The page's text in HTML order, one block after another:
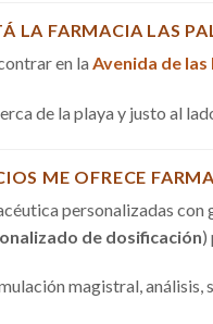
LA FARMACIA LAS
en la Avenida de las
de la playa y justo al
ME OFRECE
personalizadas con
de dosificación)
magistral, análisis,